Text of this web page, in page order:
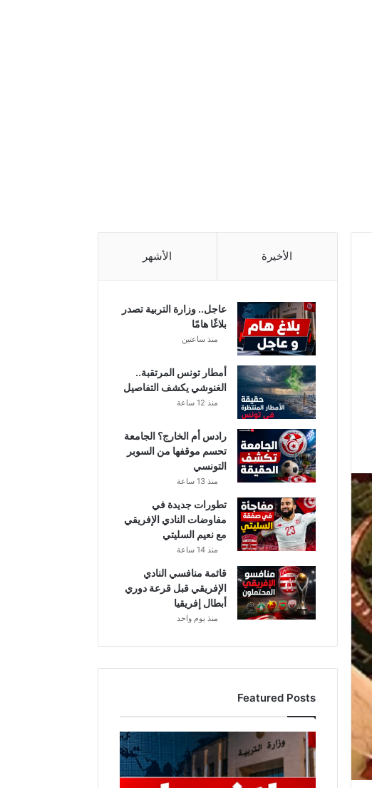
الأخيرة الأشهر
عاجل.. وزارة التربية تصدر
بلاغًا هامًا
منذ ساعتين
أمطار تونس المرتقبة..
الغنوشي يكشف التفاصيل
منذ 12 ساعة
رادس أم الخارج؟ الجامعة
تحسم موقفها من السوبر
التونسي
منذ 13 ساعة
تطورات جديدة في
مفاوضات النادي الإفريقي
مع نعيم السليتي
منذ 14 ساعة
قائمة منافسي النادي
الإفريقي قبل قرعة دوري
أبطال إفريقيا
منذ يوم واحد
Featured Posts
عاجل..
وزارة
التربية